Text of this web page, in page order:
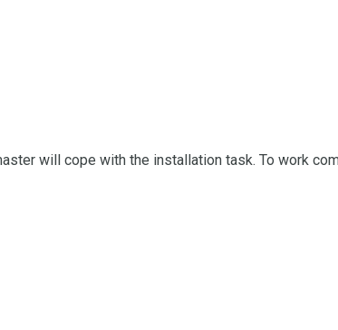
will cope with the installation task. To work